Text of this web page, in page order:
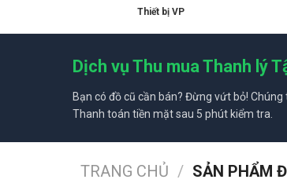
Thiết bị VP
Dịch vụ Thu mua Thanh lý
Bạn có đồ cũ cần bán? Đừng vứt bỏ!
Thanh toán tiền mặt sau 5 phút kiểm tra.
TRANG CHỦ / SẢN PHẨM